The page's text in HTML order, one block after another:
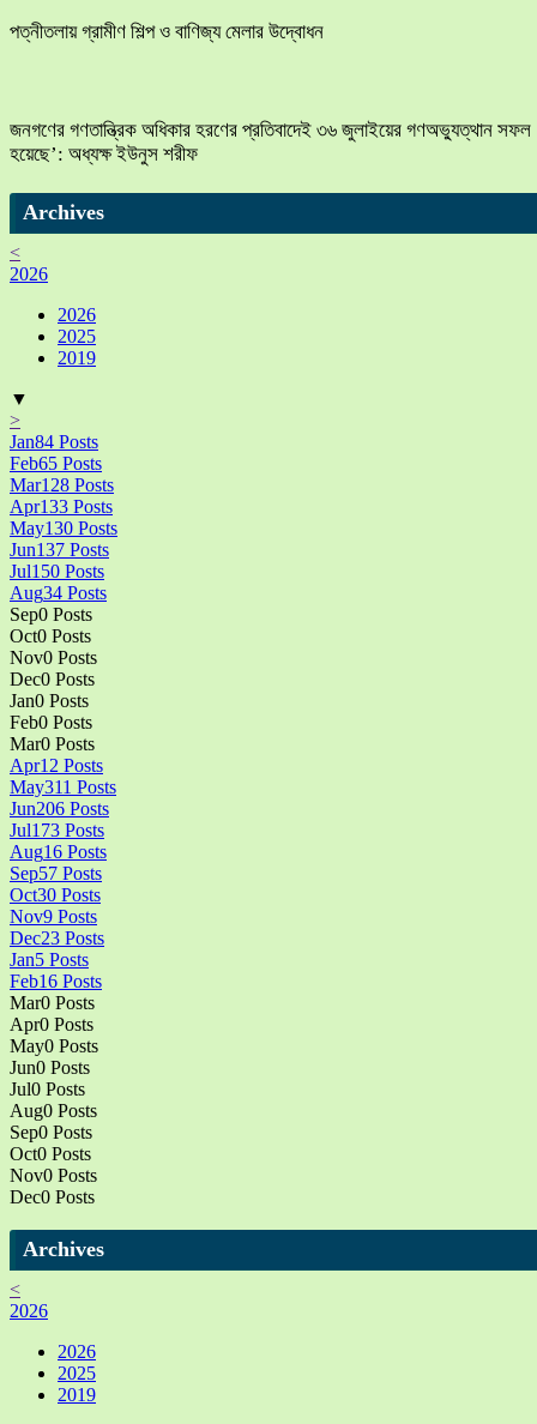
পত্নীতলায় গ্রামীণ শিল্প ও বাণিজ্য মেলার উদ্বোধন
জনগণের গণতান্ত্রিক অধিকার হরণের প্রতিবাদেই ৩৬ জুলাইয়ের গণঅভ্যুত্থান সফল
হয়েছে’: অধ্যক্ষ ইউনুস শরীফ
Archives
<
2026
2026
2025
2019
▼
>
Jan84 Posts
Feb65 Posts
Mar128 Posts
Apr133 Posts
May130 Posts
Jun137 Posts
Jul150 Posts
Aug34 Posts
Sep0 Posts
Oct0 Posts
Nov0 Posts
Dec0 Posts
Jan0 Posts
Feb0 Posts
Mar0 Posts
Apr12 Posts
May311 Posts
Jun206 Posts
Jul173 Posts
Aug16 Posts
Sep57 Posts
Oct30 Posts
Nov9 Posts
Dec23 Posts
Jan5 Posts
Feb16 Posts
Mar0 Posts
Apr0 Posts
May0 Posts
Jun0 Posts
Jul0 Posts
Aug0 Posts
Sep0 Posts
Oct0 Posts
Nov0 Posts
Dec0 Posts
Archives
<
2026
2026
2025
2019